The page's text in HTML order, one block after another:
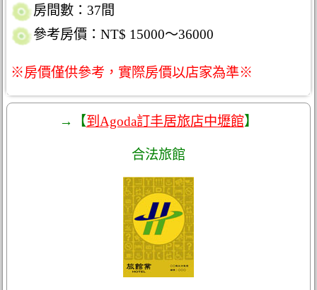
房間數：37間
參考房價：NT$ 15000～36000
※房價僅供參考，實際房價以店家為準※
→【到Agoda訂丰居旅店中壢館】
合法旅館